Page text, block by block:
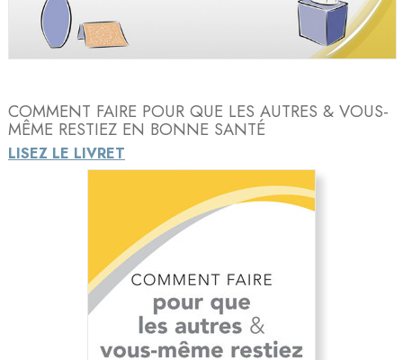
COMMENT FAIRE POUR QUE LES AUTRES & VOUS-
MÊME RESTIEZ EN BONNE SANTÉ
LISEZ LE LIVRET